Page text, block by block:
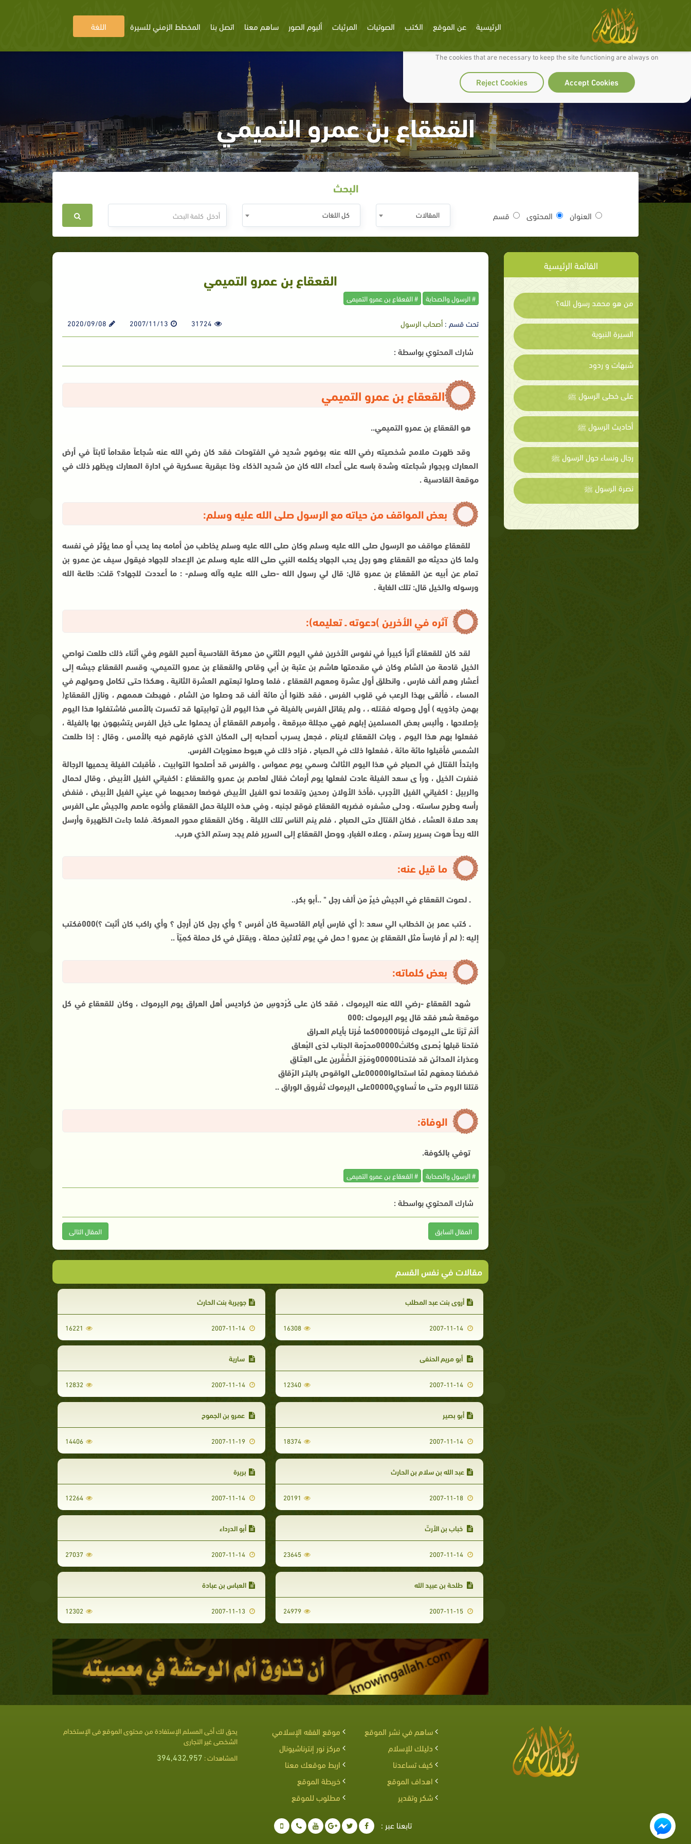
We use cookies to make our site work well for you and so we can continually improve it.
The cookies that are necessary to keep the site functioning are always on
Accept Cookies
Reject Cookies
الرئيسية عن الموقع الكتب الصوتيات المرئيات ألبوم الصور ساهم معنا اتصل بنا المخطط الزمني للسيرة اللغة
القعقاع بن عمرو التميمي
البحث
العنوان المحتوى قسم المقالات كل اللغات
القائمة الرئيسية
من هو محمد رسول الله؟
السيرة النبوية
شبهات و ردود
على خطى الرسول ﷺ
أحاديث الرسول ﷺ
رجال ونساء حول الرسول ﷺ
نصرة الرسول ﷺ
القعقاع بن عمرو التميمي
# الرسول والصحابة # القعقاع بن عمرو التميمى
تحت قسم :أصحاب الرسول 31724
2007/11/13
2020/09/08
شارك المحتوي بواسطة :
القعقاع بن عمرو التميمي
هو القعقاع بن عمرو التميمي..
وقد ظهرت ملامح شخصيته رضي الله عنه بوضوح شديد في الفتوحات فقد كان رضي الله عنه شجاعاً مقداماً ثابتاً في أرض
المعارك وبجوار شجاعته وشدة باسه على أعداء الله كان من شديد الذكاء وذا عبقرية عسكرية في ادارة المعارك ويظهر ذلك في
موقعة القادسية .
بعض المواقف من حياته مع الرسول صلى الله عليه وسلم:
للقعقاع مواقف مع الرسول صلى الله عليه وسلم وكان صلى الله عليه وسلم يخاطب من أمامه بما يحب أو مما يؤثر في نفسه
ولما كان حديثه مع القعقاع وهو رجل يحب الجهاد يكلمه النبي صلى الله عليه وسلم عن الإعداد للجهاد فيقول سيف عن عمرو بن
تمام عن أبيه عن القعقاع بن عمرو قال: قال لي رسول الله -صلى الله عليه وآله وسلم- : ما أعددت للجهاد؟ قلت: طاعة الله
ورسوله والخيل قال: تلك الغاية .
آثره في الأخرين )دعوته ـ تعليمه):
لقد كان للقعقاع أثرأ كبيرأ في نفوس الأخرين ففي اليوم الثاني من معركة القادسية أصبح القوم وفي أثناء ذلك طلعت نواصي
الخيل قادمة من الشام وكان في مقدمتها هاشم بن عتبة بن أبي وقاص والقعقاع بن عمرو التميمي، وقسم القعقاع جيشه إلى
أعشار وهم ألف فارس ، وانطلق أول عشرة ومعهم القعقاع ، فلما وصلوا تبعتهم العشرة الثانية ، وهكذا حتى تكامل وصولهم في
المساء ، فألقى بهذا الرعب في قلوب الفرس ، فقد ظنوا أن مائة ألف قد وصلوا من الشام ، فهبطت هممهم ، ونازل القعقاع(
بهمن جاذويه ) أول وصوله فقتله ، ، ولم يقاتل الفرس بالفيلة في هذا اليوم لأن توابيتها قد تكسرت بالأمس فاشتغلوا هذا اليوم
بإصلاحها ، وألبس بعض المسلمين إبلهم فهي مجللة مبرقعة ، وأمرهم القعقاع أن يحملوا على خيل الفرس يتشبهون بها بالفيلة ،
ففعلوا بهم هذا اليوم ، وبات القعقاع لاينام ، فجعل يسرب أصحابه إلى المكان الذي فارقهم فيه بالأمس ، وقال : إذا طلعت
الشمس فأقبلوا مائة مائة ، ففعلوا ذلك في الصباح ، فزاد ذلك في هبوط معنويات الفرس.
وابتدأ القتال في الصباح في هذا اليوم الثالث وسمي يوم عمواس ، والفرس قد أصلحوا التوابيت ، فأقبلت الفيلة يحميها الرجالة
فنفرت الخيل ، ورأ ى سعد الفيلة عادت لفعلها يوم أرماث فقال لعاصم بن عمرو والقعقاع : اكفياني الفيل الأبيض ، وقال لحمال
والربيل : اكفياني الفيل الأجرب ،فأخذ الأولان رمحين وتقدما نحو الفيل الأبيض فوضعا رمحيهما في عيني الفيل الأبيض ، فنفض
رأسه وطرح ساسته ، ودلى مشفره فضربه القعقاع فوقع لجنبه ، وفي هذه الليلة حمل القعقاع وأخوه عاصم والجيش على الفرس
بعد صلاة العشاء ، فكان القتال حتى الصباح ، فلم ينم الناس تلك الليلة ، وكان القعقاع محور المعركة. فلما جاءت الظهيرة وأرسل
الله ريحاً هوت بسرير رستم ، وعلاه الغبار، ووصل القعقاع إلى السرير فلم يجد رستم الذي هرب.
ما قيل عنه:
ـ لصوت القعقاع في الجيش خيرٌ من ألف رجل " ..أبو بكر..
ـ كتب عمر بن الخطاب الي سعد :( أي فارس أيام القادسية كان أفرس ؟ وأي رجل كان أرجل ؟ وأي راكب كان أثبت ؟)000فكتب
إليه :( لم أر فارساً مثل القعقاع بن عمرو ! حمل في يوم ثلاثين حملة ، ويقتل في كل حملة كمِيّاً ..
بعض كلماته:
شهد القعقاع -رضي الله عنه اليرموك ، فقد كان على كُرْدوسٍ من كراديس أهل العراق يوم اليرموك ، وكان للقعقاع في كل
موقعة شعر فقد قال يوم اليرموك :000
ألَمْ تَرَنَا على اليرموك فُزنا00000كما فُزنـا بأيـام العـراق
فتحنا قبلها بُصـرى وكانتْ00000محرّمة الجناب لدَى البُعـاق
وعذراءُ المدائـن قد فتحنـا00000ومَرْجَ الصُّفَّرين على العِتَـاقِ
فضضنا جمعَهم لمّا استحالوا00000على الواقوص بالبتـر الرّقاقِ
قتلنا الروم حتـى ما تُساوي00000على اليرموك ثفْروق الوِراقِ ..
الوفاة:
توفي بالكوفة.
# الرسول والصحابة # القعقاع بن عمرو التميمى
شارك المحتوي بواسطة :
المقال السابق المقال التالى
مقالات في نفس القسم
أروى بنت عبد المطلب
2007-11-14
16308
جويرية بنت الحارث
2007-11-14
16221
أبو مريم الحنفي
2007-11-14
12340
سارية
2007-11-14
12832
أبو بصير
2007-11-14
18374
عمرو بن الجموح
2007-11-19
14406
عبد الله بن سلام بن الحارث
2007-11-18
20191
بريرة
2007-11-14
12264
خباب بن الأرتّ
2007-11-14
23645
أبو الدرداء
2007-11-14
27037
طلحة بن عبيد الله
2007-11-15
24979
العباس بن عبادة
2007-11-13
12302
ساهم في نشر الموقع
موقع الفقه الإسلامي
دليلك للإسلام
مركز نور إنترناشيونال
كيف تساعدنا
اربط موقعك معنا
اهداف الموقع
خريطة الموقع
شكر وتقدير
مطلوب للموقع
يحق لك أخى المسلم الإستفادة من محتوى الموقع فى الإستخدام
الشخصى غير التجارى
المشاهدات : 394,432,957
تابعنا عبر :